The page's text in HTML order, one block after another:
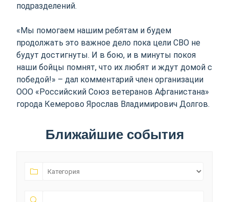
подразделений.
«Мы помогаем нашим ребятам и будем
продолжать это важное дело пока цели СВО не
будут достигнуты. И в бою, и в минуты покоя
наши бойцы помнят, что их любят и ждут домой с
победой!» – дал комментарий член организации
ООО «Российский Союз ветеранов Афганистана»
города Кемерово Ярослав Владимирович Долгов.
Ближайшие события